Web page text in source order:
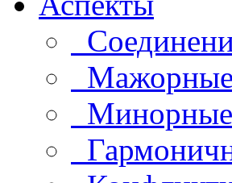
Мажорные
Минорные